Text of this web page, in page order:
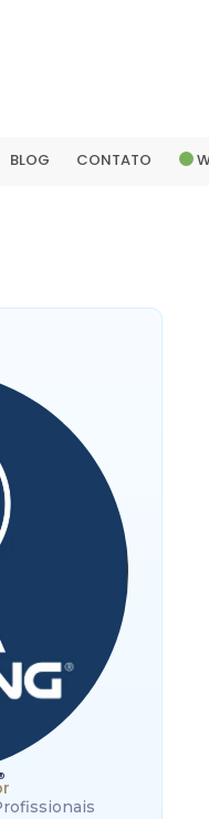
BLOG CONTATO